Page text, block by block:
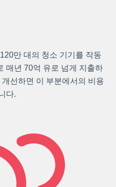
만 대의 청소 기기를 작동
매년 70억 유로 넘게 지출하
선하면 이 부분에서의 비용
다.